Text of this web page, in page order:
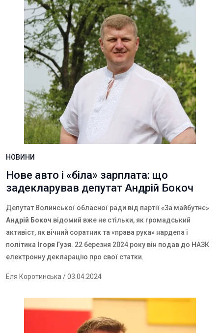
НОВИНИ
Нове авто і «біла» зарплата: що
задекларував депутат Андрій Бокоч
Депутат Волинської обласної ради від партії «За майбутнє»
Андрій Бокоч відомий вже не стільки, як громадський
активіст, як вічний соратник та «права рука» нардепа і
політика Ігоря Гузя. 22 березня 2024 року він подав до НАЗК
електронну декларацію про свої статки.
Еля Коротинська / 03.04.2024